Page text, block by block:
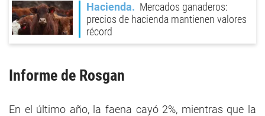
Hacienda
Mercados ganaderos:
precios de hacienda mantienen valores
récord
Informe de Rosgan
En el último año, la faena cayó 2%, mientras que la